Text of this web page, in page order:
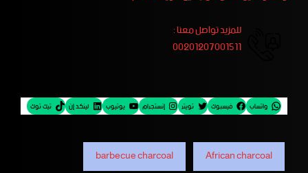
للمزيد تواصل معنا :
00201207001511
واتساب فيسبوك تويتر إنستجرام يوتيوب لينكد إن تيك توك
African charcoal
barbecue charcoal